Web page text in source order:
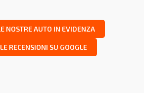
NOSTRE AUTO IN EVIDENZA
RECENSIONI SU GOOGLE